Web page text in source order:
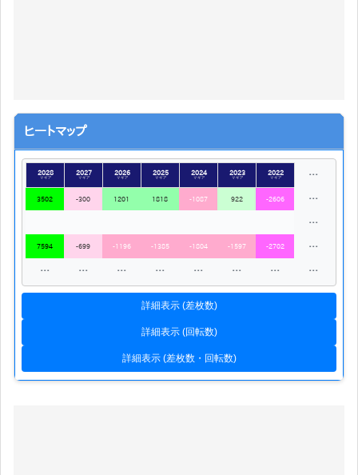
ヒートマップ
2028
マギア
2027
マギア
2026
マギア
2025
マギア
2024
マギア
2023
マギア
2022
マギア …
3502 -300 1201 1818 -1087 922 -2606 …
…
7594 -699 -1196 -1385 -1804 -1597 -2702 …
… … … … … … … …
詳細表示 (差枚数)
詳細表示 (回転数)
詳細表示 (差枚数・回転数)